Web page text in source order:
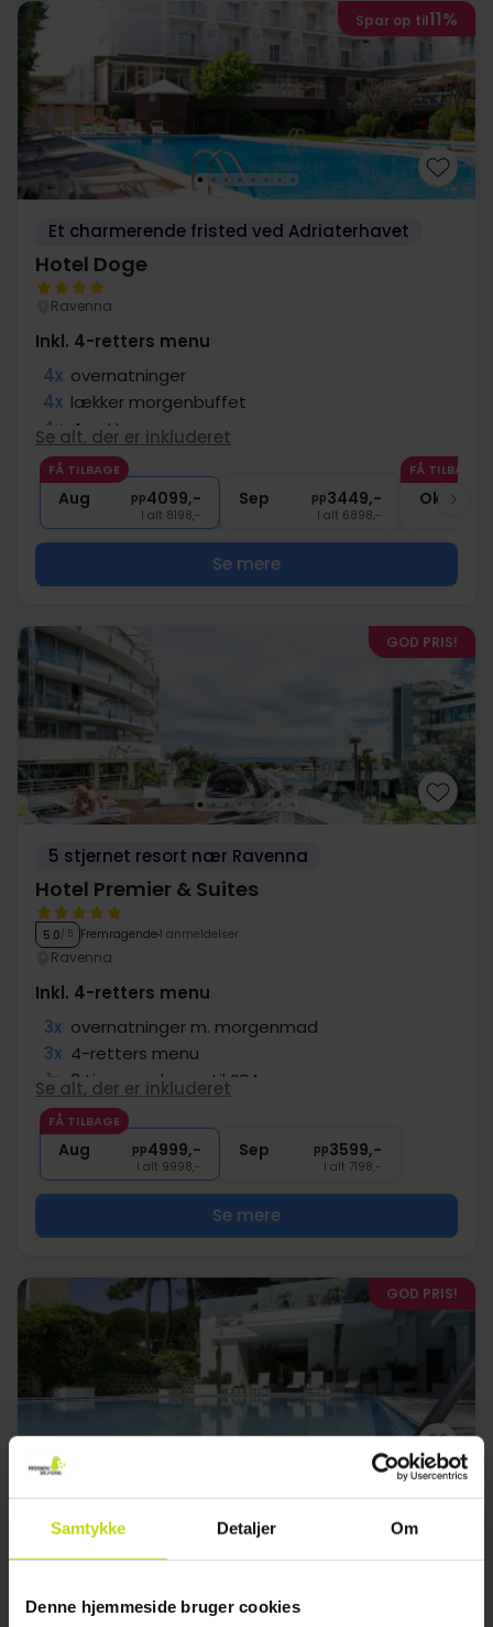
Samtykke Detaljer Om
Denne hjemmeside bruger cookies
Spar op til11%
Et charmerende fristed ved Adriaterhavet
Hotel Doge
Ravenna
Inkl. 4-retters menu
4x overnatninger
4x lækker morgenbuffet
4x 4-retters menu
∞ Strandservice (parasol + solvogn)
∞ Gratis entré til pools
Se alt, der er inkluderet
FÅ TILBAGE
Aug pp4099,-
I alt 8198,-
Sep pp3449,-
I alt 6898,-
FÅ TILBAGE
Okt
Se mere
GOD PRIS!
5 stjernet resort nær Ravenna
Hotel Premier & Suites
5.0/ 5 Fremragende1 anmeldelser
Ravenna
Inkl. 4-retters menu
3x overnatninger m. morgenmad
3x 4-retters menu
1x 3 timers adgang til SPA
3x Strandservice (parasol + solvogn)
∞ Gratis entré til pools
Se alt, der er inkluderet
FÅ TILBAGE
Aug pp4999,-
I alt 9998,-
Sep pp3599,-
I alt 7198,-
Se mere
GOD PRIS!
Hotel Sorriso Milano Marittima
Ravenna